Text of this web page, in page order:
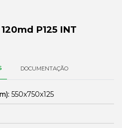
P125 INT
DOCUMENTAÇÃO
550x750x125